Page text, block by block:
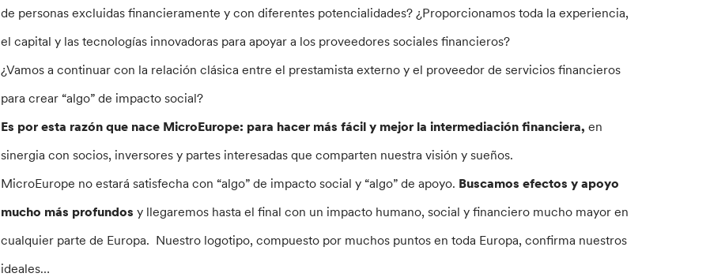
de personas excluidas financieramente y con diferentes potencialidades? ¿Proporcionamos toda la experiencia,
el capital y las tecnologías innovadoras para apoyar a los proveedores sociales financieros?
¿Vamos a continuar con la relación clásica entre el prestamista externo y el proveedor de servicios financieros
para crear “algo” de impacto social?
Es por esta razón que nace MicroEurope: para hacer más fácil y mejor la intermediación financiera,en
sinergia con socios, inversores y partes interesadas que comparten nuestra visión y sueños.
MicroEurope no estará satisfecha con “algo” de impacto social y “algo” de apoyo. Buscamos efectos y apoyo
mucho más profundos y llegaremos hasta el final con un impacto humano, social y financiero mucho mayor en
cualquier parte de Europa. Nuestro logotipo, compuesto por muchos puntos en toda Europa, confirma nuestros
ideales…